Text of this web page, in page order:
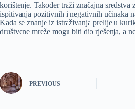
korištenje. Također traži značajna sredstva
ispitivanja pozitivnih i negativnih učinaka
Kada se znanje iz istraživanja prelije u
društvene mreže mogu biti dio rješenja, a
PREVIOUS